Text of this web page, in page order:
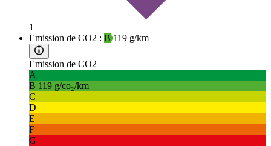
1
Emission de CO2 : B119 g/km
Emission de CO2
A
B 119 g/co₂/km
C
D
E
F
G